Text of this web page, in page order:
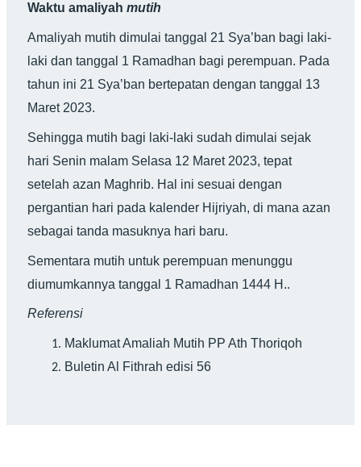
Waktu amaliyah mutih
Amaliyah mutih dimulai tanggal 21 Sya’ban bagi laki-
laki dan tanggal 1 Ramadhan bagi perempuan. Pada
tahun ini 21 Sya’ban bertepatan dengan tanggal 13
Maret 2023.
Sehingga mutih bagi laki-laki sudah dimulai sejak
hari Senin malam Selasa 12 Maret 2023, tepat
setelah azan Maghrib. Hal ini sesuai dengan
pergantian hari pada kalender Hijriyah, di mana azan
sebagai tanda masuknya hari baru.
Sementara mutih untuk perempuan menunggu
diumumkannya tanggal 1 Ramadhan 1444 H..
Referensi
Maklumat Amaliah Mutih PP Ath Thoriqoh
Buletin Al Fithrah edisi 56